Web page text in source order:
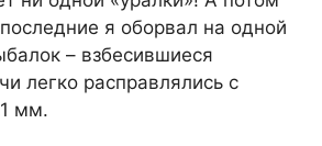
я оборвал на одной
– взбесившиеся
легко расправлялись с
мм.